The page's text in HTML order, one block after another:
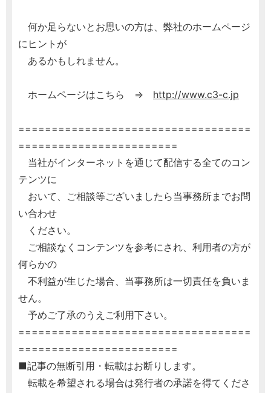
何か足らないとお思いの方は、弊社のホームページ
にヒントが
あるかもしれません。
ホームページはこちら ⇒ http://www.c3-c.jp
===================================
========================
当社がインターネットを通じて配信する全てのコン
テンツに
おいて、ご相談等ございましたら当事務所までお問
い合わせ
ください。
ご相談なくコンテンツを参考にされ、利用者の方が
何らかの
不利益が生じた場合、当事務所は一切責任を負いま
せん。
予めご了承のうえご利用下さい。
===================================
========================
■記事の無断引用・転載はお断りします。
転載を希望される場合は発行者の承諾を得てくださ